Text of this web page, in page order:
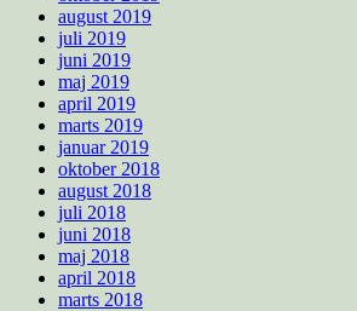
august 2019
juli 2019
juni 2019
maj 2019
april 2019
marts 2019
januar 2019
oktober 2018
august 2018
juli 2018
juni 2018
maj 2018
april 2018
marts 2018